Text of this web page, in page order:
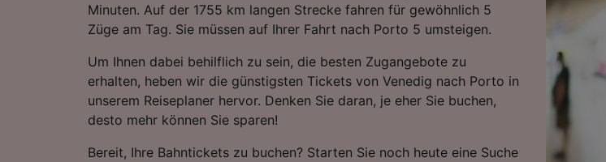
Minuten. Auf der 1755 km langen Strecke fahren für gewöhnlich 5
Züge am Tag. Sie müssen auf Ihrer Fahrt nach Porto 5 umsteigen.
Um Ihnen dabei behilflich zu sein, die besten Zugangebote zu
erhalten, heben wir die günstigsten Tickets von Venedig nach Porto in
unserem Reiseplaner hervor. Denken Sie daran, je eher Sie buchen,
desto mehr können Sie sparen!
Bereit, Ihre Bahntickets zu buchen? Starten Sie noch heute eine Suche